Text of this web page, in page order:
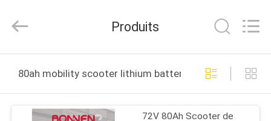
PRODUITS
Battery
Technology
All
Reserved.
Produits
80ah mobility scooter lithium battery fabrication en
72V 80Ah Scooter de